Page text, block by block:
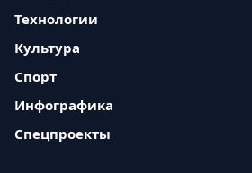
Технологии
Культура
Спорт
Инфографика
Спецпроекты